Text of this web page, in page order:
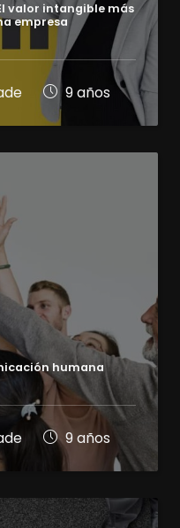
valor intangible más
empresa
9 años
humana
9 años